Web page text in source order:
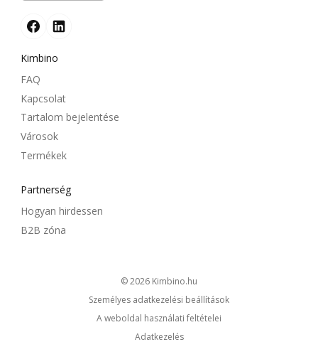
Kimbino
FAQ
Kapcsolat
Tartalom bejelentése
Városok
Termékek
Partnerség
Hogyan hirdessen
B2B zóna
© 2026
kimbino.hu
Személyes adatkezelési beállítások
A weboldal használati feltételei
Adatkezelés